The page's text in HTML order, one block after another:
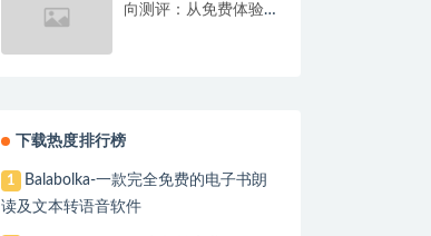
向测评：从免费体验
下载热度排行榜
1
Balabolka-一款完全免费的电子书朗
读及文本转语音软件